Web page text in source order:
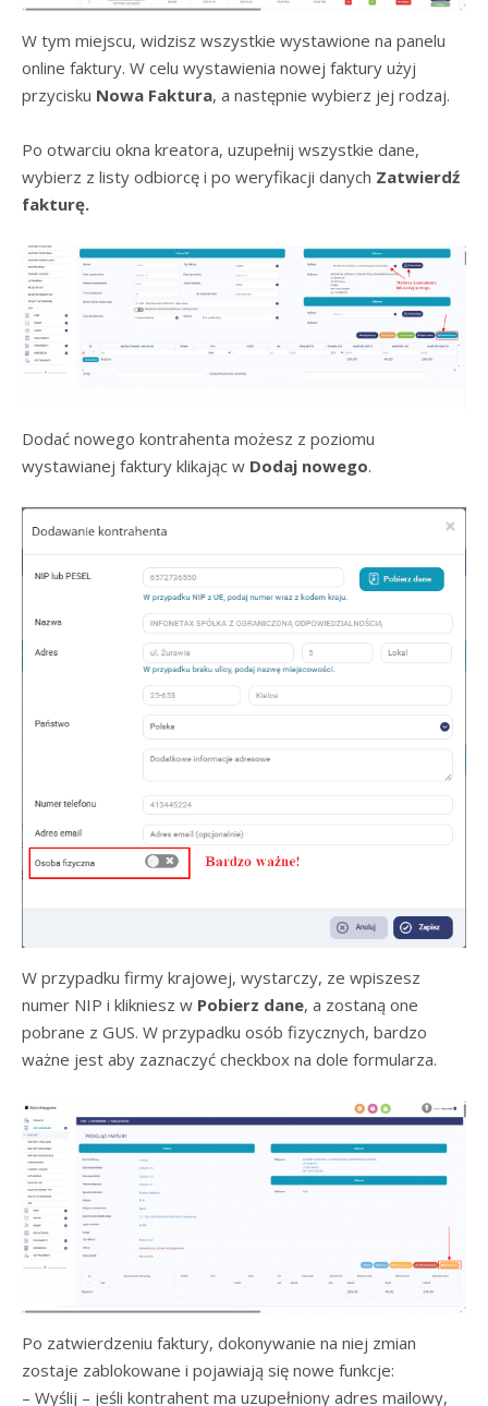
W tym miejscu, widzisz wszystkie wystawione na panelu
online faktury. W celu wystawienia nowej faktury użyj
przycisku Nowa Faktura, a następnie wybierz jej rodzaj.
Po otwarciu okna kreatora, uzupełnij wszystkie dane,
wybierz z listy odbiorcę i po weryfikacji danych Zatwierdź
fakturę.
Dodać nowego kontrahenta możesz z poziomu
wystawianej faktury klikając w Dodaj nowego.
W przypadku firmy krajowej, wystarczy, ze wpiszesz
numer NIP i klikniesz w Pobierz dane, a zostaną one
pobrane z GUS. W przypadku osób fizycznych, bardzo
ważne jest aby zaznaczyć checkbox na dole formularza.
Po zatwierdzeniu faktury, dokonywanie na niej zmian
zostaje zablokowane i pojawiają się nowe funkcje:
– Wyślij – jeśli kontrahent ma uzupełniony adres mailowy,